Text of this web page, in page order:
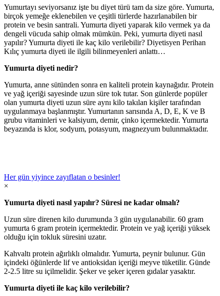
Yumurtayı seviyorsanız işte bu diyet türü tam da size göre. Yumurta,
birçok yemeğe eklenebilen ve çeşitli türlerde hazırlanabilen bir
protein ve besin santrali. Yumurta diyeti yaparak kilo vermek ya da
dengeli vücuda sahip olmak mümkün. Peki, yumurta diyeti nasıl
yapılır? Yumurta diyeti ile kaç kilo verilebilir? Diyetisyen Perihan
Kılıç yumurta diyeti ile ilgili bilinmeyenleri anlattı…
Yumurta diyeti nedir?
Yumurta, anne sütünden sonra en kaliteli protein kaynağıdır. Protein
ve yağ içeriği sayesinde uzun süre tok tutar. Son günlerde popüler
olan yumurta diyeti uzun süre aynı kilo takılan kişiler tarafından
uygulanmaya başlanmıştır. Yumurtanın sarısında A, D, E, K ve B
grubu vitaminleri ve kalsiyum, demir, çinko içermektedir. Yumurta
beyazında is klor, sodyum, potasyum, magnezyum bulunmaktadır.
Her gün yiyince zayıflatan o besinler!
×
Yumurta diyeti nasıl yapılır? Süresi ne kadar olmalı?
Uzun süre direnen kilo durumunda 3 gün uygulanabilir. 60 gram
yumurta 6 gram protein içermektedir. Protein ve yağ içeriği yüksek
olduğu için tokluk süresini uzatır.
Kahvaltı protein ağırlıklı olmalıdır. Yumurta, peynir bulunur. Gün
içindeki öğünlerde lif ve antioksidan içeriği meyve tüketilir. Günde
2-2.5 litre su içilmelidir. Şeker ve şeker içeren gıdalar yasaktır.
Yumurta diyeti ile kaç kilo verilebilir?